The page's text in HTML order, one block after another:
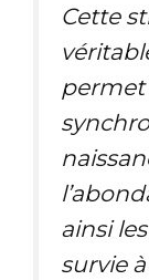
Cette
permet
ainsi
survie